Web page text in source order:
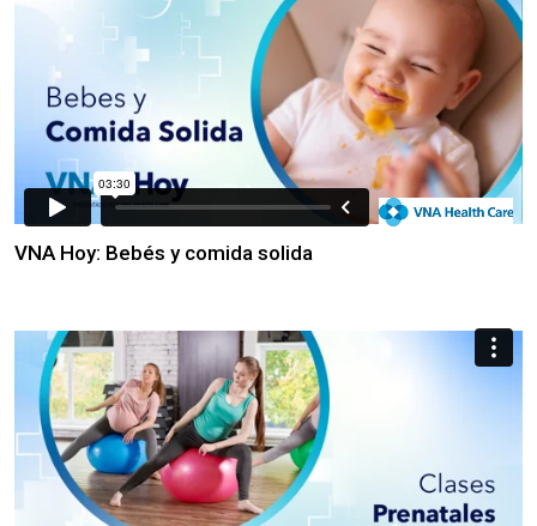
VNA Hoy: Bebés y comida solida